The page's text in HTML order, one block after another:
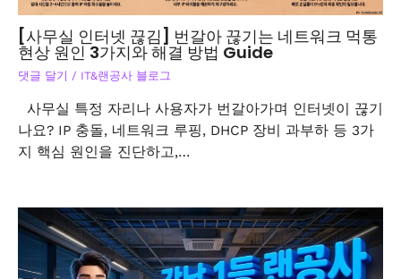
[사무실 인터넷 끊김] 번갈아 끊기는 네트워크 먹통
현상 원인 3가지와 해결 방법 Guide
댓글 달기 / IT&랜공사 블로그
사무실 특정 자리나 사용자가 번갈아가며 인터넷이 끊기
나요? IP 충돌, 네트워크 루핑, DHCP 장비 과부하 등 3가
지 핵심 원인을 진단하고,…